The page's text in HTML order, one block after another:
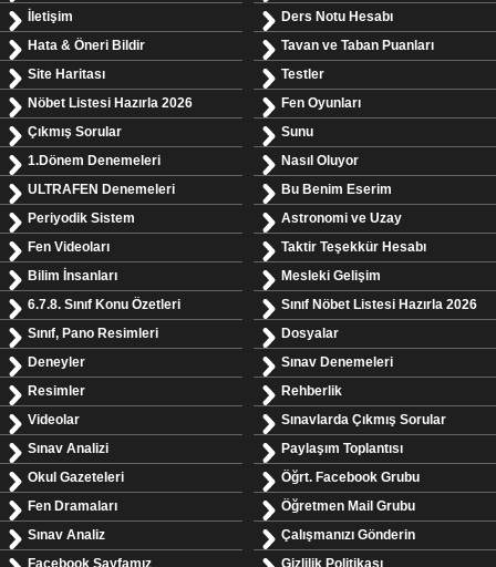
İletişim
Hata & Öneri Bildir
Site Haritası
Nöbet Listesi Hazırla 2026
Çıkmış Sorular
1.Dönem Denemeleri
ULTRAFEN Denemeleri
Periyodik Sistem
Fen Videoları
Bilim İnsanları
6.7.8. Sınıf Konu Özetleri
Sınıf, Pano Resimleri
Deneyler
Resimler
Videolar
Sınav Analizi
Okul Gazeteleri
Fen Dramaları
Sınav Analiz
Facebook Sayfamız
Ders Notu Hesabı
Tavan ve Taban Puanları
Testler
Fen Oyunları
Sunu
Nasıl Oluyor
Bu Benim Eserim
Astronomi ve Uzay
Taktir Teşekkür Hesabı
Mesleki Gelişim
Sınıf Nöbet Listesi Hazırla 2026
Dosyalar
Sınav Denemeleri
Rehberlik
Sınavlarda Çıkmış Sorular
Paylaşım Toplantısı
Öğrt. Facebook Grubu
Öğretmen Mail Grubu
Çalışmanızı Gönderin
Gizlilik Politikası